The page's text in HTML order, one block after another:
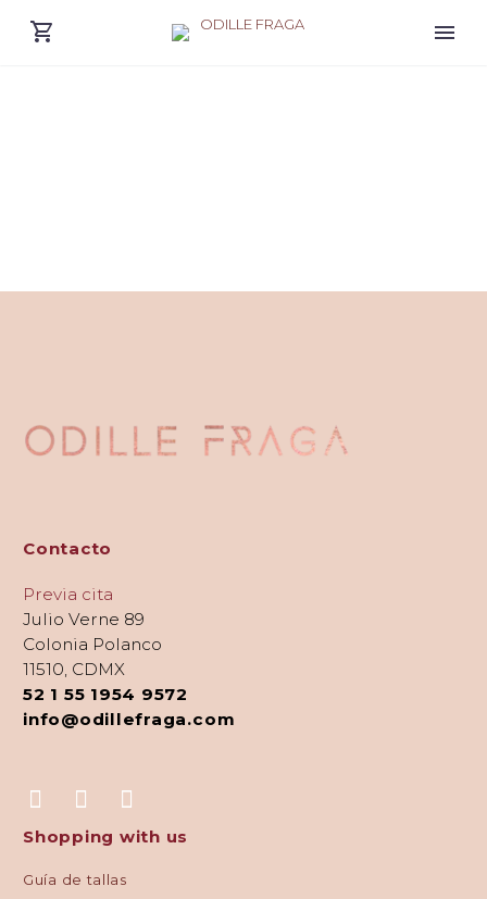
Contacto
Previa cita
Julio Verne 89
Colonia Polanco
11510, CDMX
52 1 55 1954 9572
info@odillefraga.com
Shopping with us
Guía de tallas